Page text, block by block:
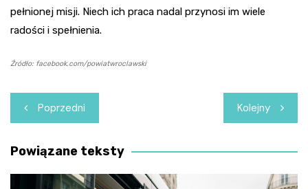
pełnionej misji. Niech ich praca nadal przynosi im wiele
radości i spełnienia.
Źródło: facebook.com/powiatwroclawski
Nawigacja
wpisu
Poprzedni Kolejny
Powiązane teksty